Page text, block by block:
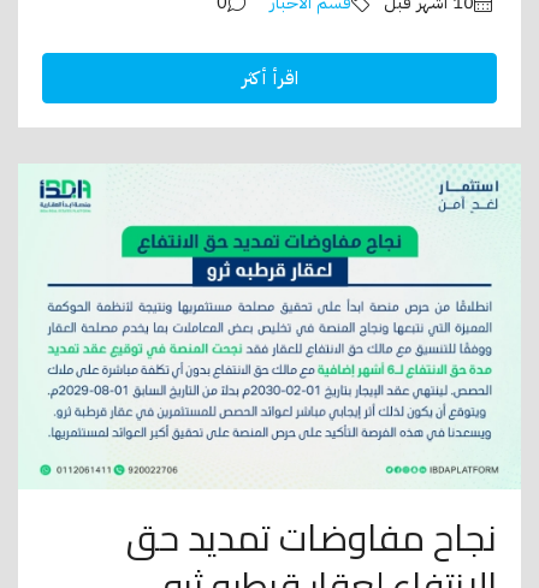
اقرأ أكثر
نجاح مفاوضات تمديد حق